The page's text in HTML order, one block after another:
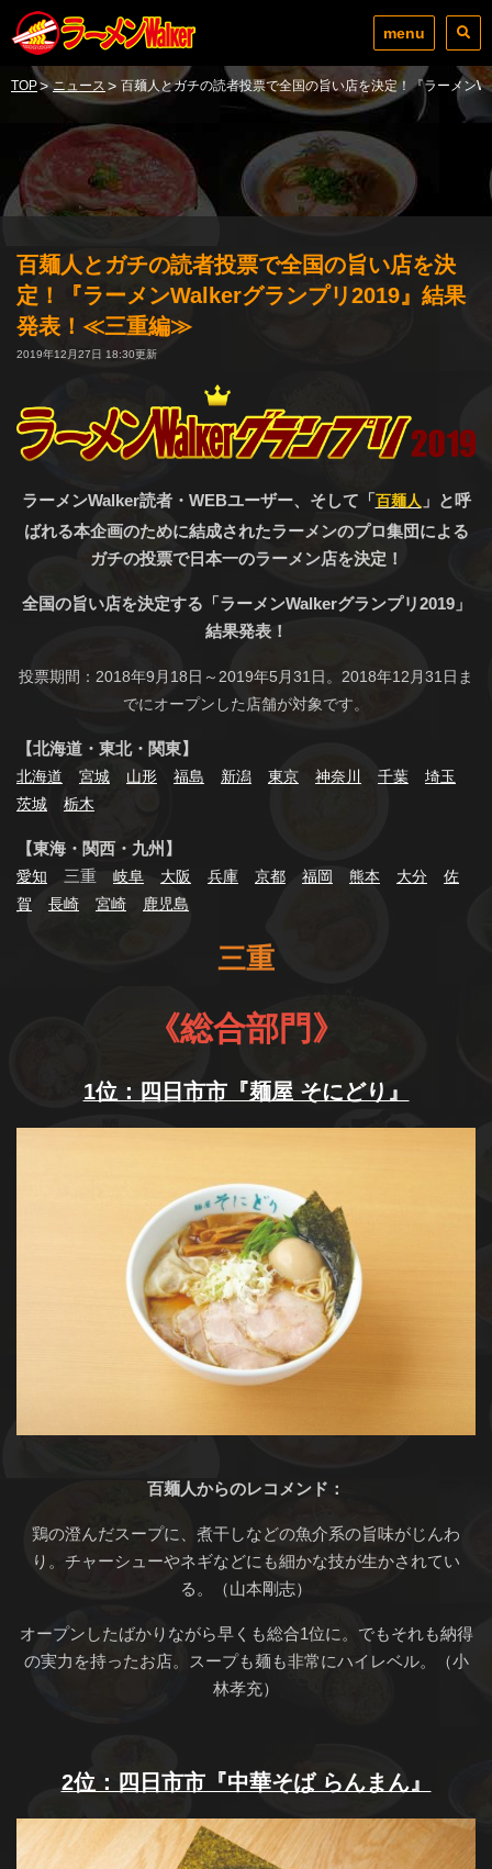
menu
TOP> ニュース > 百麺人とガチの読者投票で全国の旨い店を決定！『ラーメ
百麺人とガチの読者投票で全国の旨い店を決
定！『ラーメンWalkerグランプリ2019』結果
発表！≪三重編≫
2019年12月27日 18:30更新
ラーメンWalker読者・WEBユーザー、そして「 百麺人 」と呼
ばれる本企画のために結成されたラーメンのプロ集団による
ガチの投票で日本一のラーメン店を決定！
全国の旨い店を決定する「ラーメンWalkerグランプリ2019」
結果発表！
投票期間：2018年9月18日～2019年5月31日。2018年12月31日ま
でにオープンした店舗が対象です。
【北海道・東北・関東】
北海道 宮城 山形 福島 新潟 東京 神奈川 千葉
埼玉
茨城
栃木
【東海・関西・九州】
愛知 三重 岐阜 大阪 兵庫 京都 福岡 熊本 大分
佐
賀
長崎 宮崎 鹿児島
三重
《総合部門》
1位：四日市市『麺屋 そにどり』
百麺人からのレコメンド：
鶏の澄んだスープに、煮干しなどの魚介系の旨味がじんわ
り。チャーシューやネギなどにも細かな技が生かされてい
る。（山本剛志）
オープンしたばかりながら早くも総合1位に。でもそれも納得
の実力を持ったお店。スープも麺も非常にハイレベル。（小
林孝充）
2位：四日市市『中華そば らんまん』